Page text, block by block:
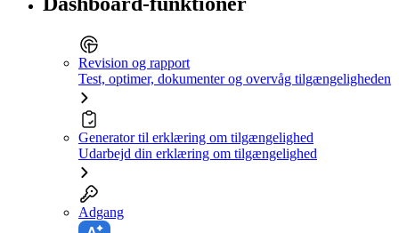
Revision og rapport
Test, optimer, dokumenter og overvåg tilgængeligheden
Generator til erklæring om tilgængelighed
Udarbejd din erklæring om tilgængelighed
Adgang